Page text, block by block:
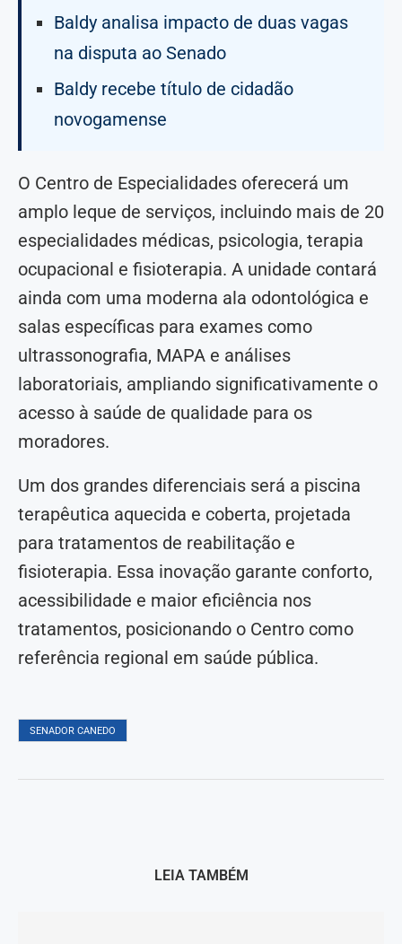
Baldy analisa impacto de duas vagas
na disputa ao Senado
Baldy recebe título de cidadão
novogamense
O Centro de Especialidades oferecerá um
amplo leque de serviços, incluindo mais de 20
especialidades médicas, psicologia, terapia
ocupacional e fisioterapia. A unidade contará
ainda com uma moderna ala odontológica e
salas específicas para exames como
ultrassonografia, MAPA e análises
laboratoriais, ampliando significativamente o
acesso à saúde de qualidade para os
moradores.
Um dos grandes diferenciais será a piscina
terapêutica aquecida e coberta, projetada
para tratamentos de reabilitação e
fisioterapia. Essa inovação garante conforto,
acessibilidade e maior eficiência nos
tratamentos, posicionando o Centro como
referência regional em saúde pública.
SENADOR CANEDO
LEIA TAMBÉM